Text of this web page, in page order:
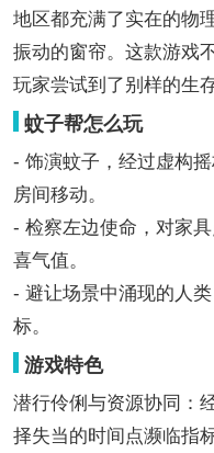
地区都充满了实在的物
振动的窗帘。这款游戏
玩家尝试到了别样的生
蚊子帮怎么玩
- 饰演蚊子，经过虚构
房间移动。
- 检察左边使命，对家
喜气值。
- 避让场景中涌现的人
标。
游戏特色
潜行伶俐与资源协同：
择失当的时间点濒临指